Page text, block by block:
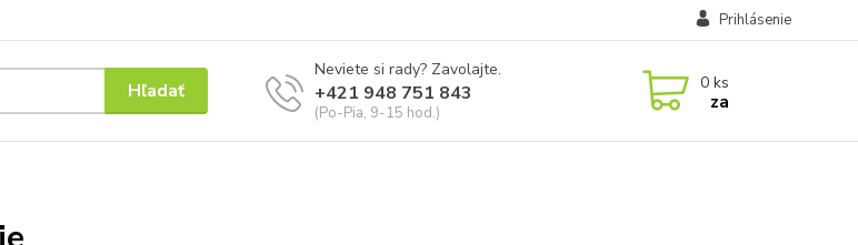
Prihlásenie
Hľadať
Neviete si rady? Zavolajte.
+421 948 751 843
(Po-Pia, 9-15 hod.)
0 ks
za